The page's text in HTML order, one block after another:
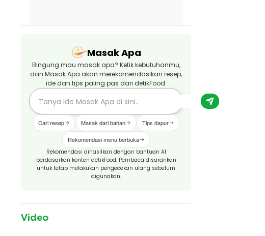
Masak Apa
Bingung mau masak apa? Ketik kebutuhanmu,
dan Masak Apa akan merekomendasikan resep,
ide dan tips paling pas dari detikFood.
Cari resep Masak dari bahan Tips dapur
Rekomendasi menu berbuka
Rekomendasi dihasilkan dengan bantuan AI
berdasarkan konten detikFood. Pembaca disarankan
untuk tetap melakukan pengecekan ulang sebelum
digunakan.
Video